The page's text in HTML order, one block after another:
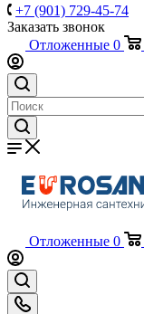
+7 (901) 729-45-74
Заказать звонок
Отложенные 0
Отложенные 0